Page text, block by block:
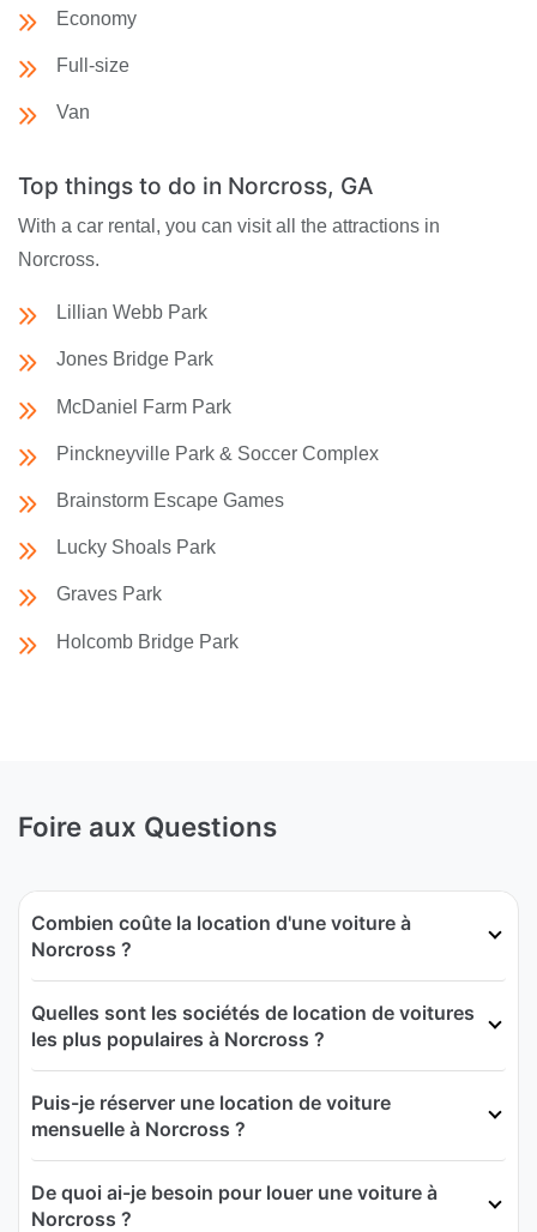
Economy
Full-size
Van
Top things to do in Norcross, GA
With a car rental, you can visit all the attractions in
Norcross.
Lillian Webb Park
Jones Bridge Park
McDaniel Farm Park
Pinckneyville Park & Soccer Complex
Brainstorm Escape Games
Lucky Shoals Park
Graves Park
Holcomb Bridge Park
Foire aux Questions
Combien coûte la location d'une voiture à
Norcross ?
Quelles sont les sociétés de location de voitures
les plus populaires à Norcross ?
Puis-je réserver une location de voiture
mensuelle à Norcross ?
De quoi ai-je besoin pour louer une voiture à
Norcross ?